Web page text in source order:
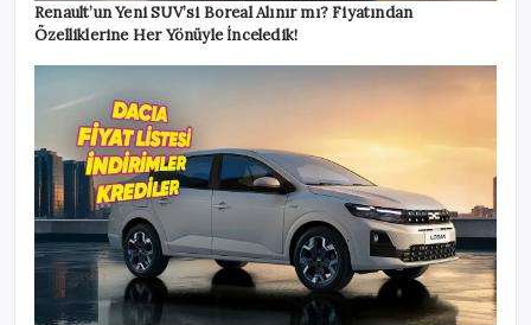
Renault’un Yeni SUV’si Boreal Alınır mı? Fiyatından
Özelliklerine Her Yönüyle İnceledik!